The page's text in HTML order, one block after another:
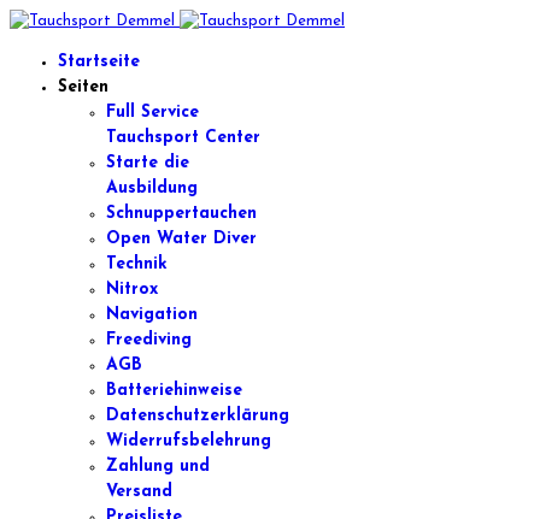
Startseite
Seiten
Full Service
Tauchsport Center
Starte die
Ausbildung
Schnuppertauchen
Open Water Diver
Technik
Nitrox
Navigation
Freediving
AGB
Batteriehinweise
Datenschutzerklärung
Widerrufsbelehrung
Zahlung und
Versand